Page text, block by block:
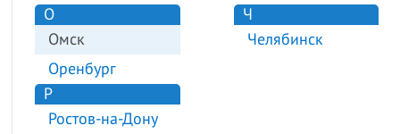
О
Омск
Оренбург
Р
Ростов-на-Дону
Ч
Челябинск